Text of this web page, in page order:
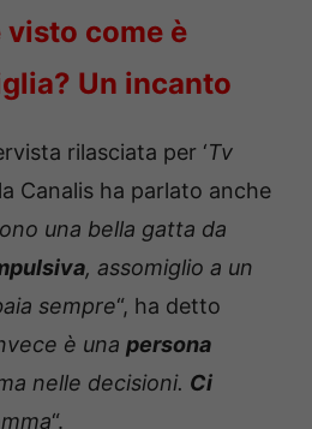
visto come è
Un incanto
rilasciata per ‘Tv
la Canalis ha parlato anche
una bella gatta da
, assomiglio a un
sempre“, ha detto
è una persona
nelle decisioni. Ci
“.